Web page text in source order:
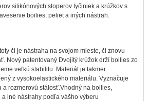
silikónových stoperov tyčiniek a krúžkov s
boilies, peliet a iných nástrah.
či je nástraha na svojom mieste, či znovu
Nový patentovaný Dvojitý krúžok drží boilies zo
veľkú stabilitu. Materiál je takmer
z vysokoelastického materiálu. Vyznačuje
a rozmerovú stálosť.Vhodný na boilies,
iné nástrahy podľa vášho výberu